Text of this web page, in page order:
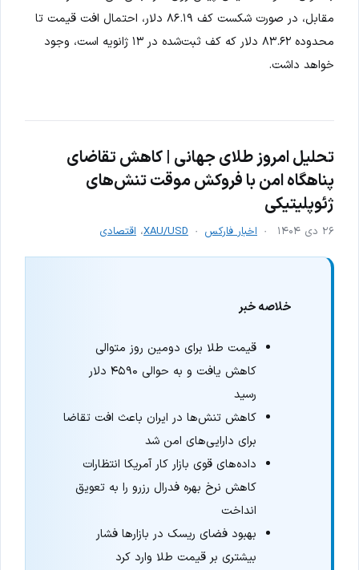
مقابل، در صورت شکست کف ۸۶.۱۹ دلار، احتمال افت قیمت تا
محدوده ۸۳.۶۲ دلار که کف ثبت‌شده در ۱۳ ژانویه است، وجود
خواهد داشت.
تحلیل امروز طلای جهانی | کاهش تقاضای
پناهگاه امن با فروکش موقت تنش‌های
ژئوپلیتیکی
۲۶ دی ۱۴۰۴ اخبار فارکس XAU/USD، اقتصادی
خلاصه خبر
قیمت طلا برای دومین روز متوالی
کاهش یافت و به حوالی ۴۵۹۰ دلار
رسید
کاهش تنش‌ها در ایران باعث افت تقاضا
برای دارایی‌های امن شد
داده‌های قوی بازار کار آمریکا انتظارات
کاهش نرخ بهره فدرال رزرو را به تعویق
انداخت
بهبود فضای ریسک در بازارها فشار
بیشتری بر قیمت طلا وارد کرد